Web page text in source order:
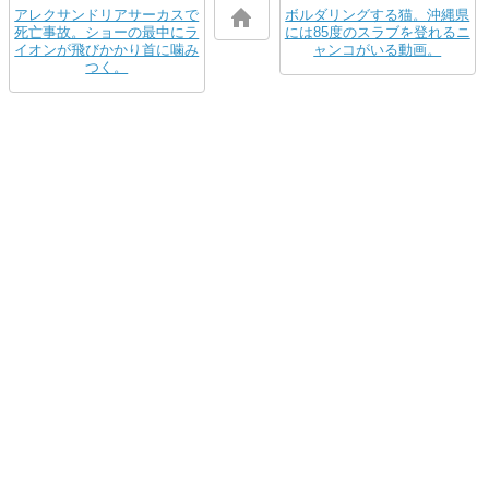
アレクサンドリアサーカスで
死亡事故。ショーの最中にラ
イオンが飛びかかり首に噛み
つく。
ボルダリングする猫。沖縄県
には85度のスラブを登れるニ
ャンコがいる動画。